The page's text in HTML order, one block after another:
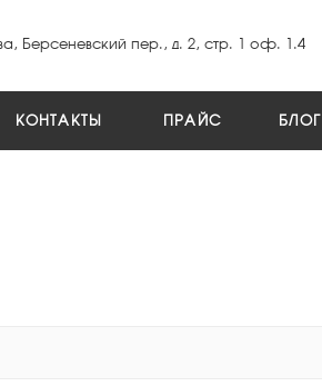
Берсеневский пер., д. 2, стр. 1 оф. 1.4
КОНТАКТЫ ПРАЙС БЛОГ